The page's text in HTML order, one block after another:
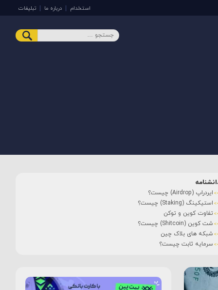
استخدام درباره ما تبلیغات
ایردراپ (Airdrop) چیست؟
استیکینگ (Staking) چیست؟
تفاوت کوین و توکن
شت کوین (Shitcoin) چیست؟
شبکه های بلاک چین
سرمایه ثابت چیست؟